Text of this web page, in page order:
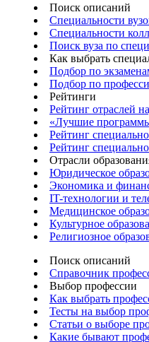
Поиск описаний
Специальности
Специальности
Поиск вуза по
Как выбрать
Подбор по
Подбор по
Рейтинги
Рейтинг отраслей
«Лучшие
Рейтинг
Рейтинг
Отрасли
Юридическое
Экономика и
IT-технологии и
Медицинское
Культурное
Религиозное
Поиск описаний
Справочник
Выбор профессии
Как выбрать
Тесты на выбор
Статьи о выборе
Какие бывают